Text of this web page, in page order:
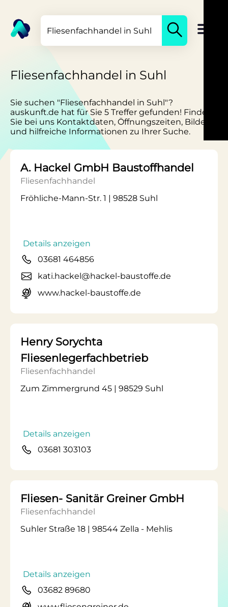
Fliesenfachhandel in Suhl
Sie suchen "Fliesenfachhandel in Suhl"?
auskunft.de hat für Sie 5 Treffer gefunden! Finden
Sie bei uns Kontaktdaten, Öffnungszeiten, Bilder
und hilfreiche Informationen zu Ihrer Suche.
A. Hackel GmbH Baustoffhandel
Fliesenfachhandel
Fröhliche-Mann-Str. 1 | 98528 Suhl
Details anzeigen
03681 464856
kati.hackel@hackel-baustoffe.de
www.hackel-baustoffe.de
Henry Sorychta
Fliesenlegerfachbetrieb
Fliesenfachhandel
Zum Zimmergrund 45 | 98529 Suhl
Details anzeigen
03681 303103
Fliesen- Sanitär Greiner GmbH
Fliesenfachhandel
Suhler Straße 18 | 98544 Zella - Mehlis
Details anzeigen
03682 89680